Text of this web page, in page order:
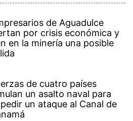
de Aguadulce
por crisis económica y
en la minería una posible
de cuatro países
un asalto naval para
un ataque al Canal de